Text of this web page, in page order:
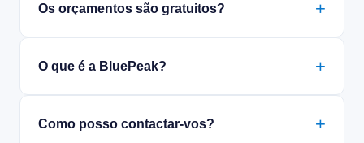
Os orçamentos são gratuitos?
O que é a BluePeak?
Como posso contactar-vos?